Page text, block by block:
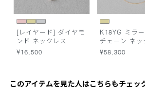
[レイヤード] ダイヤモ
ンド ネックレス
¥16,500
K18YG ミラ
チェーン ネッ
¥58,300
このアイテムを見た人はこちらもチェッ